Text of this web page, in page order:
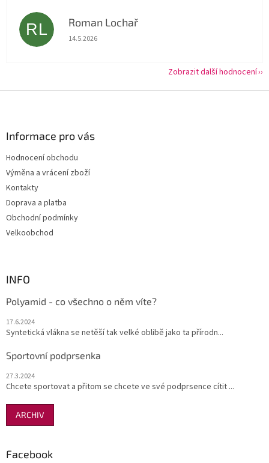
RL Roman Lochař
Hodnocení obchodu je 5 z 5 hvězdiček.
14.5.2026
Zobrazit další hodnocení
Informace pro vás
Hodnocení obchodu
Výměna a vrácení zboží
Kontakty
Doprava a platba
Obchodní podmínky
Velkoobchod
INFO
Polyamid - co všechno o něm víte?
17.6.2024
Syntetická vlákna se netěší tak velké oblibě jako ta přírodn...
Sportovní podprsenka
27.3.2024
Chcete sportovat a přitom se chcete ve své podprsence cítit ...
ARCHIV
Facebook